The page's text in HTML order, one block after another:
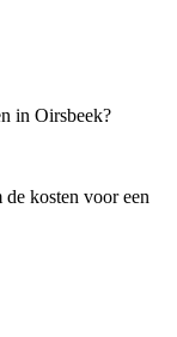
in Oirsbeek?
kosten voor een